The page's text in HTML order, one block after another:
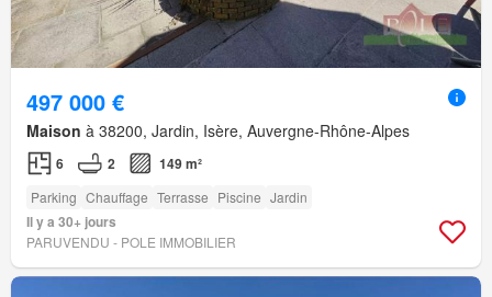
497 000 €
Maison à 38200, Jardin, Isère, Auvergne-Rhône-Alpes
6 2 149 m²
Parking Chauffage Terrasse Piscine Jardin
Il y a 30+ jours
PARUVENDU - POLE IMMOBILIER